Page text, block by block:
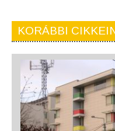
KORÁBBI